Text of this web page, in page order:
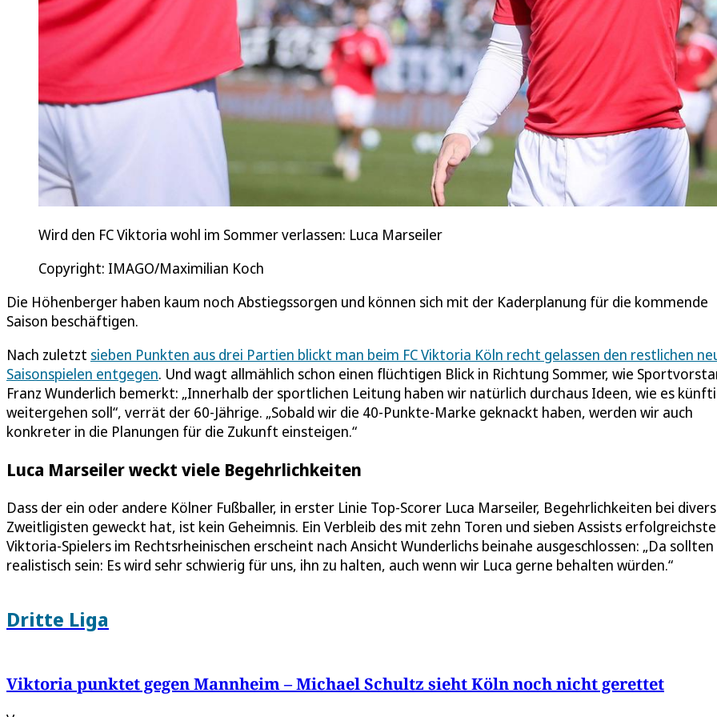
Wird den FC Viktoria wohl im Sommer verlassen: Luca Marseiler
Copyright: IMAGO/Maximilian Koch
Die Höhenberger haben kaum noch Abstiegssorgen und können sich mit der Kaderplanung für die kommende
Saison beschäftigen.
Nach zuletzt sieben Punkten aus drei Partien blickt man beim FC Viktoria Köln recht gelassen den restlichen
Saisonspielen entgegen. Und wagt allmählich schon einen flüchtigen Blick in Richtung Sommer, wie
Franz Wunderlich bemerkt: „Innerhalb der sportlichen Leitung haben wir natürlich durchaus Ideen, wie es
weitergehen soll“, verrät der 60-Jährige. „Sobald wir die 40-Punkte-Marke geknackt haben, werden wir auch
konkreter in die Planungen für die Zukunft einsteigen.“
Luca Marseiler weckt viele Begehrlichkeiten
Dass der ein oder andere Kölner Fußballer, in erster Linie Top-Scorer Luca Marseiler, Begehrlichkeiten bei
Zweitligisten geweckt hat, ist kein Geheimnis. Ein Verbleib des mit zehn Toren und sieben Assists
Viktoria-Spielers im Rechtsrheinischen erscheint nach Ansicht Wunderlichs beinahe ausgeschlossen: „Da
realistisch sein: Es wird sehr schwierig für uns, ihn zu halten, auch wenn wir Luca gerne behalten würden.“
Dritte Liga
Viktoria punktet gegen Mannheim – Michael Schultz sieht Köln noch nicht gerettet